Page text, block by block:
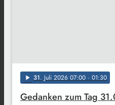
play_arrow 31. Juli 2026 07:00 · 01:30
Gedanken zum Tag